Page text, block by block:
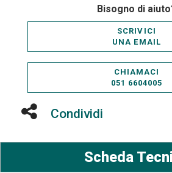
Bisogno di
SCRIVICI
UNA EMAIL
CHIAMACI
051 6604005
Condividi
Scheda